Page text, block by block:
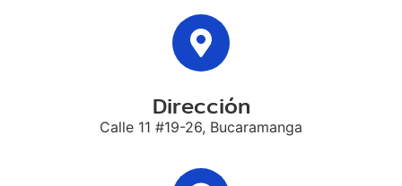
Dirección
Calle 11 #19-26, Bucaramanga